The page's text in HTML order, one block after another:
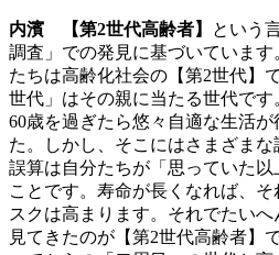
内濱 【第2世代高齢者】
という
調査」での発見に基づいています
たちは高齢化社会の【第2世代】
世代」はその親に当たる世代です
60歳を過ぎたら悠々自適な生活
た。しかし、そこにはさまざま
誤算は自分たちが「思っていた以
ことです。寿命が長くなれば、
スクは高まります。それでたい
見てきたのが【第2世代高齢者】